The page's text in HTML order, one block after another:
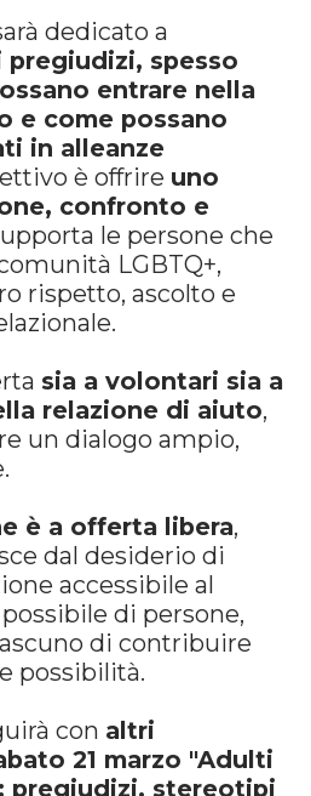
dedicato a
pregiudizi, spesso
entrare nella
e come possano
in alleanze
è offrire uno
confronto e
le persone che
LGBTQ+,
rispetto, ascolto e
sia a volontari sia a
relazione di aiuto,
un dialogo ampio,
è a offerta libera,
dal desiderio di
accessibile al
di persone,
di contribuire
possibilità.
con altri
21 marzo "Adulti
pregiudizi, stereotipi